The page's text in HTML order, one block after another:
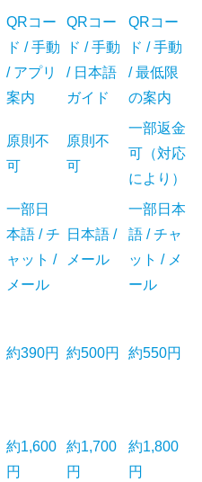
QRコー
ド / 手動
/ アプリ
案内
QRコー
ド / 手動
/ 日本語
ガイド
QRコー
ド / 手動
/ 最低限
の案内
原則不
可
原則不
可
一部返金
可（対応
により）
一部日
本語 / チ
ャット /
メール
日本語 /
メール
一部日本
語 / チャ
ット / メ
ール
約390円 約500円 約550円
約1,600
円
約1,700
円
約1,800
円